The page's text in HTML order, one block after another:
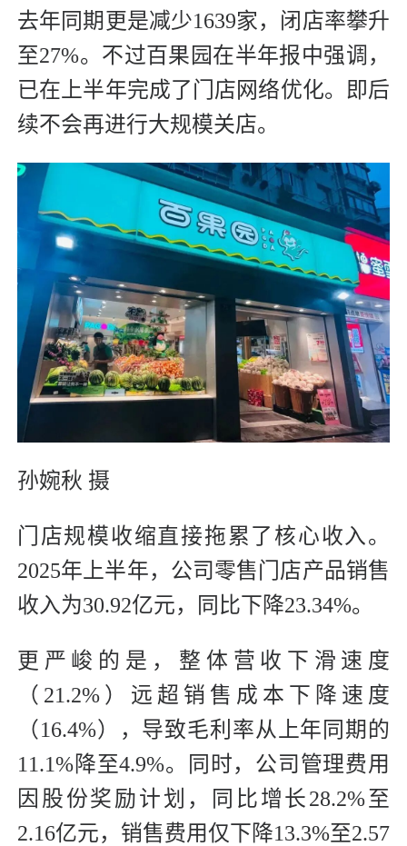
去年同期更是减少1639家，闭店率攀升
至27%。不过百果园在半年报中强调，
已在上半年完成了门店网络优化。即后
续不会再进行大规模关店。
孙婉秋 摄
门店规模收缩直接拖累了核心收入。
2025年上半年，公司零售门店产品销售
收入为30.92亿元，同比下降23.34%。
更严峻的是，整体营收下滑速度
（21.2%）远超销售成本下降速度
（16.4%），导致毛利率从上年同期的
11.1%降至4.9%。同时，公司管理费用
因股份奖励计划，同比增长28.2%至
2.16亿元，销售费用仅下降13.3%至2.57